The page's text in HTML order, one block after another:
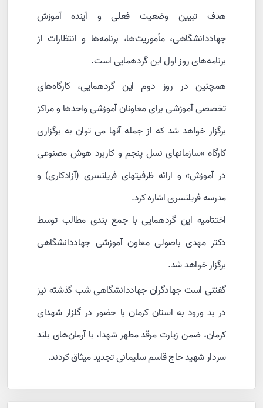
هدف تبیین وضعیت فعلی و آینده آموزش
جهاددانشگاهی، مأموریت‌ها، برنامه‌ها و انتظارات از
برنامه‌های روز اول این گردهمایی است.
همچنین در روز دوم این گردهمایی، کارگاه‌های
تخصصی آموزشی برای معاونان آموزشی واحدها و مراکز
برگزار خواهد شد که از جمله آنها می توان به برگزاری
کارگاه «سازمانهای نسل پنجم و کاربرد هوش مصنوعی
در آموزش» و ارائه ظرفیتهای فریلنسری (آزادکاری) و
مدرسه فریلنسری اشاره کرد.
اختتامیه این گردهمایی با جمع بندی مطالب توسط
دکتر مهدی باصولی معاون آموزشی جهاددانشگاهی
برگزار خواهد شد.
گفتنی است جهادگران جهاددانشگاهی شب گذشته نیز
در بد ورود به استان کرمان با حضور در گلزار شهدای
کرمان، ضمن زیارت مرقد مطهر شهدا، با آرمان‌های بلند
سردار شهید حاج قاسم سلیمانی تجدید میثاق کردند.